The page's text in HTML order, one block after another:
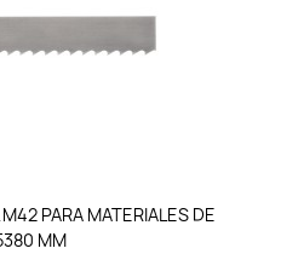
PARA MATERIALES DE
MM